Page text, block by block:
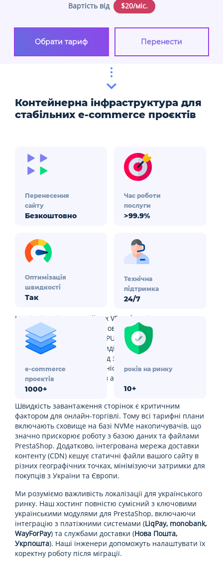
Вартість від $20/міс.
Обрати тариф Перенести
Контейнерна інфраструктура для
стабільних e-commerce проєктів
На відміну від традиційних VPS або спільного хостингу,
наша платформа використовує контейнерну ізоляцію.
Це означає, що ресурси (CPU, RAM) вашого магазину на
PrestaShop гарантовано виділені та не залежать від
інших клієнтів. Такий підхід забезпечує стабільну та
передбачувану продуктивність навіть під час пікових
навантажень, розпродажів або маркетингових
кампаній.
Швидкість завантаження сторінок є критичним
фактором для онлайн-торгівлі. Тому всі тарифні плани
включають сховище на базі NVMe накопичувачів, що
значно прискорює роботу з базою даних та файлами
PrestaShop. Додатково, інтегрована мережа доставки
контенту (CDN) кешує статичні файли вашого сайту в
різних географічних точках, мінімізуючи затримки для
покупців з України та Європи.
Ми розуміємо важливість локалізації для українського
ринку. Наш хостинг повністю сумісний з ключовими
українськими модулями для PrestaShop, включаючи
інтеграцію з платіжними системами (LiqPay, monobank,
WayForPay) та службами доставки (Нова Пошта,
Укрпошта). Наші інженери допоможуть налаштувати їх
коректну роботу після міграції.
Перенесення
сайту
Безкоштовно
Час роботи
послуги
>99.9%
Оптимізація
швидкості
Так
Технічна
підтримка
24/7
e-commerce
проектів
1000+
років на ринку
10+